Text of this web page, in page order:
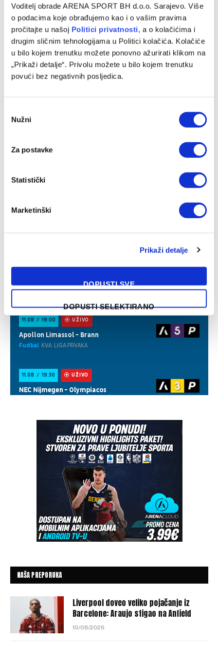
Voditelj obrade ARENA SPORT BH d.o.o. Sarajevo. Više
o podacima koje obrađujemo kao i o vašim pravima
pročitajte u našoj Politici privatnosti, a o kolačićima i
drugim sličnim tehnologijama u Politici kolačića. Kolačiće
u bilo kojem trenutku možete ponovno ažurirati klikom na
„Prikaži detalje“. Privolu možete u bilo kojem trenutku
povući bez negativnih posljedica.
Selection
Nužni
Za postavke
Statistički
Marketinški
Prikaži detalje
DOPUSTI SVE
DOPUSTI SELEKTIRANO
Mersad Selimbegović preuzima klupu Veleža
24/06/2024
Bosanskohercegovački stručnjak Mersad Selimbegović će,
ukoliko se nešto dramatično i nepredviđeno ne dogodi, biti
novi trener Veleža. Dogovor između mostarskog…
NAŠA PREPORUKA
Liverpool doveo veliko pojačanje iz
Barcelone: Araujo stigao na Anfield
10/08/2026